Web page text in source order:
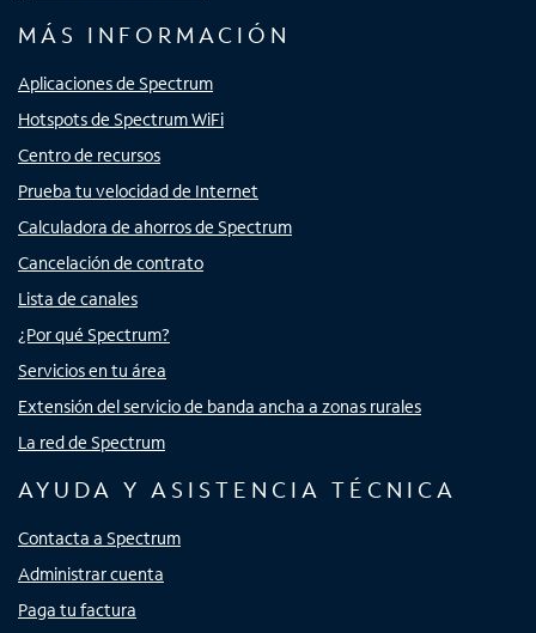
MÁS INFORMACIÓN
Aplicaciones de Spectrum
Hotspots de Spectrum WiFi
Centro de recursos
Prueba tu velocidad de Internet
Calculadora de ahorros de Spectrum
Cancelación de contrato
Lista de canales
¿Por qué Spectrum?
Servicios en tu área
Extensión del servicio de banda ancha a zonas rurales
La red de Spectrum
AYUDA Y ASISTENCIA TÉCNICA
Contacta a Spectrum
Administrar cuenta
Paga tu factura